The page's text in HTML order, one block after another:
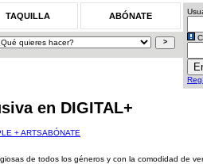
TAQUILLA ABÓNATE
en DIGITAL+
+ ARTSABÓNATE
de todos los géneros y con la comodidad de